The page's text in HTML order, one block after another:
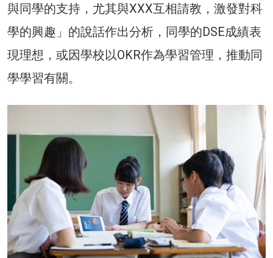
與同學的支持，尤其與XXX互相請教，激發對科
學的興趣」的說話作出分析，同學的DSE成績表
現理想，或因學校以OKR作為學習管理，推動同
學學習有關。